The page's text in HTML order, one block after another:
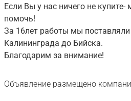
Если Вы у нас ничего не
помочь!
За 16лет работы мы
Калининграда до Бийска.
Благодарим за внимание!
Объявление размещено